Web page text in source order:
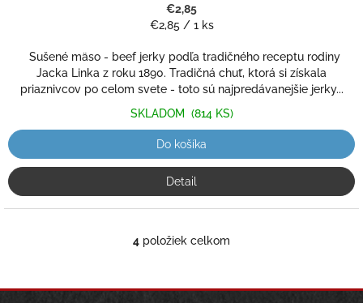
produktu
je
z
5
hviezdičiek.
€2,85
Jednotková
€2,85 / 1 ks
Sušené mäso - beef jerky podľa tradičného receptu rodiny
Jacka Linka z roku 1890. Tradičná chuť, ktorá si získala
priaznivcov po celom svete - toto sú najpredávanejšie jerky...
SKLADOM (814 KS)
Do košíka
Detail
O
á
4 položiek celkom